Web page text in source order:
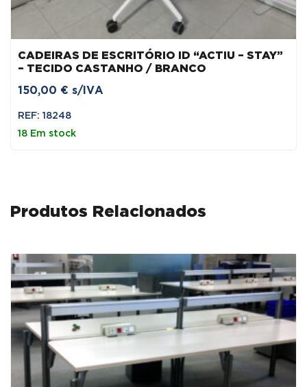
CADEIRAS DE ESCRITÓRIO ID “ACTIU – STAY”
– TECIDO CASTANHO / BRANCO
150,00 € s/IVA
REF: 18248
18 Em stock
Produtos Relacionados